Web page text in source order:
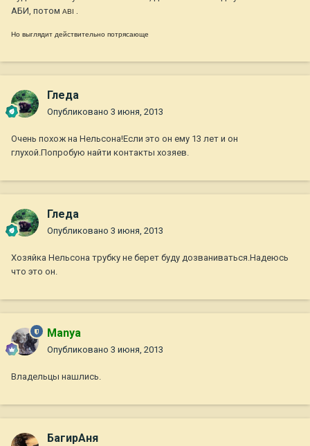
АБИ, потом ABI .
Но выглядит действительно потрясающе
Гледа
Опубликовано 3 июня, 2013
Очень похож на Нельсона!Если это он ему 13 лет и он
глухой.Попробую найти контакты хозяев.
Гледа
Опубликовано 3 июня, 2013
Хозяйка Нельсона трубку не берет буду дозваниваться.Надеюсь
что это он.
Manya
Опубликовано 3 июня, 2013
Владельцы нашлись.
БагирАня